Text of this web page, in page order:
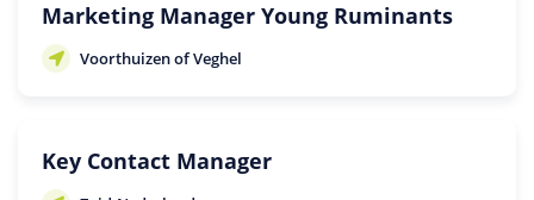
Marketing Manager Young Ruminants
Voorthuizen of Veghel
Key Contact Manager